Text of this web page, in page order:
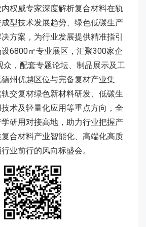
权威专家深度解析复合材料在轨
型技术发展趋势、绿色低碳生产
方案，为行业发展提供精准指引
6800㎡专业展区，汇聚300家企
众，配套专题论坛、制品展示及工
州优越区位与完备复材产业集
交复材绿色新材料研发、低碳生
术及轻量化应用等重点方向，全
研用对接高地，助力行业把握产
合材料产业智能化、高端化高质
业前行的风向标盛会。